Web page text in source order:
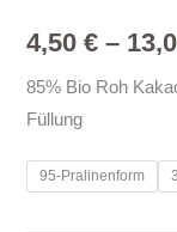
4,50€ –
85% Bio Roh
Füllung
95-Pralinenform